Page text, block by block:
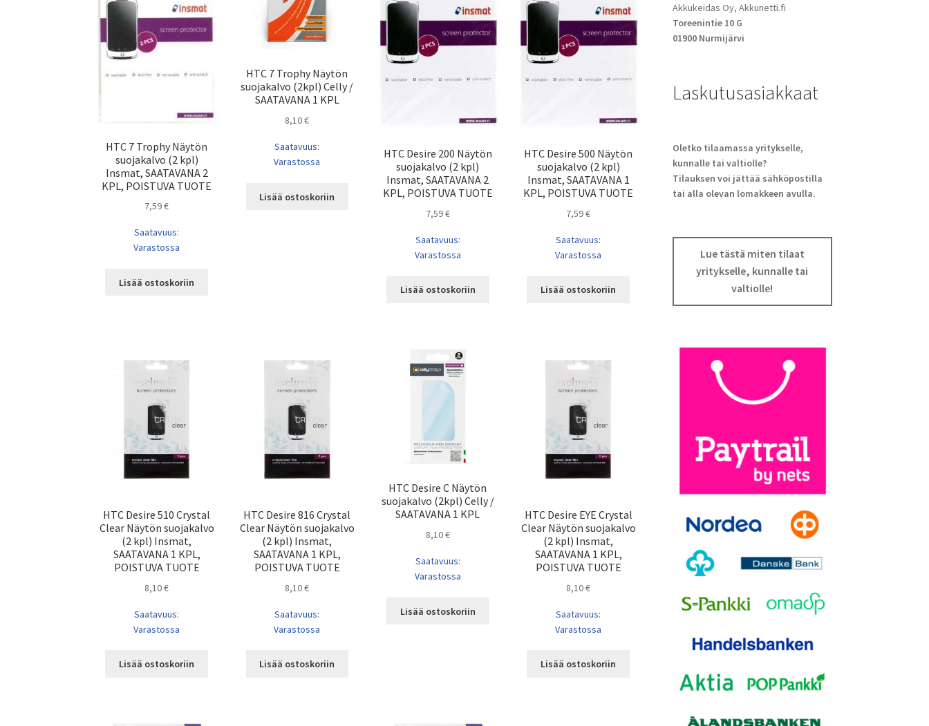
HTC 7 Trophy Näytön
suojakalvo (2 kpl)
Insmat, SAATAVANA 2
KPL, POISTUVA TUOTE
7,59€
Saatavuus:
Varastossa
Lisää ostoskoriin
HTC 7 Trophy Näytön
suojakalvo (2kpl) Celly /
SAATAVANA 1 KPL
8,10€
Saatavuus:
Varastossa
Lisää ostoskoriin
HTC Desire 200 Näytön
suojakalvo (2 kpl)
Insmat, SAATAVANA 2
KPL, POISTUVA TUOTE
7,59€
Saatavuus:
Varastossa
Lisää ostoskoriin
HTC Desire 500 Näytön
suojakalvo (2 kpl)
Insmat, SAATAVANA 1
KPL, POISTUVA TUOTE
7,59€
Saatavuus:
Varastossa
Lisää ostoskoriin
HTC Desire 510 Crystal
Clear Näytön suojakalvo
(2 kpl) Insmat,
SAATAVANA 1 KPL,
POISTUVA TUOTE
8,10€
Saatavuus:
Varastossa
Lisää ostoskoriin
HTC Desire 816 Crystal
Clear Näytön suojakalvo
(2 kpl) Insmat,
SAATAVANA 1 KPL,
POISTUVA TUOTE
8,10€
Saatavuus:
Varastossa
Lisää ostoskoriin
HTC Desire C Näytön
suojakalvo (2kpl) Celly /
SAATAVANA 1 KPL
8,10€
Saatavuus:
Varastossa
Lisää ostoskoriin
HTC Desire EYE Crystal
Clear Näytön suojakalvo
(2 kpl) Insmat,
SAATAVANA 1 KPL,
POISTUVA TUOTE
8,10€
Saatavuus:
Varastossa
Lisää ostoskoriin
Akkukeidas Oy, Akkunetti.fi
Toreenintie 10 G
01900 Nurmijärvi
Laskutusasiakkaat
Oletko tilaamassa yritykselle,
kunnalle tai valtiolle?
Tilauksen voi jättää sähköpostilla
tai alla olevan lomakkeen avulla.
Lue tästä miten tilaat
yritykselle, kunnalle tai
valtiolle!